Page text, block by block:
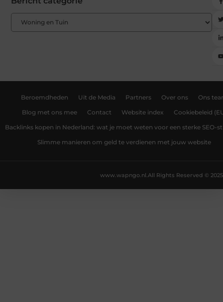
Beroemdheden Uit de Media Partners Over ons Ons
Blog met ons mee Contact Website index Cookiebeleid
Backlinks kopen in Nederland: wat je moet weten voor een sterke SEO-
Slimme manieren om geld te verdienen met jouw website
All Rights Reserved © 2025
www.wapngo.nl.